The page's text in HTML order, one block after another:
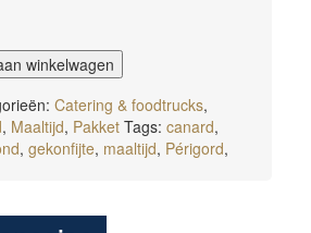
winkelwagen
Catering & foodtrucks,
, Maaltijd, Pakket Tags: canard,
, gekonfijte, maaltijd, Périgord,